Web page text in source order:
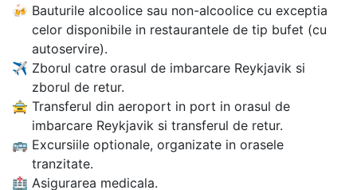
🍻 Bauturile alcoolice sau non-alcoolice cu exceptia
celor disponibile in restaurantele de tip bufet (cu
autoservire).
✈ Zborul catre orasul de imbarcare Reykjavik si
zborul de retur.
🚖 Transferul din aeroport in port in orasul de
imbarcare Reykjavik si transferul de retur.
🚌 Excursiile optionale, organizate in orasele
tranzitate.
🏥 Asigurarea medicala.